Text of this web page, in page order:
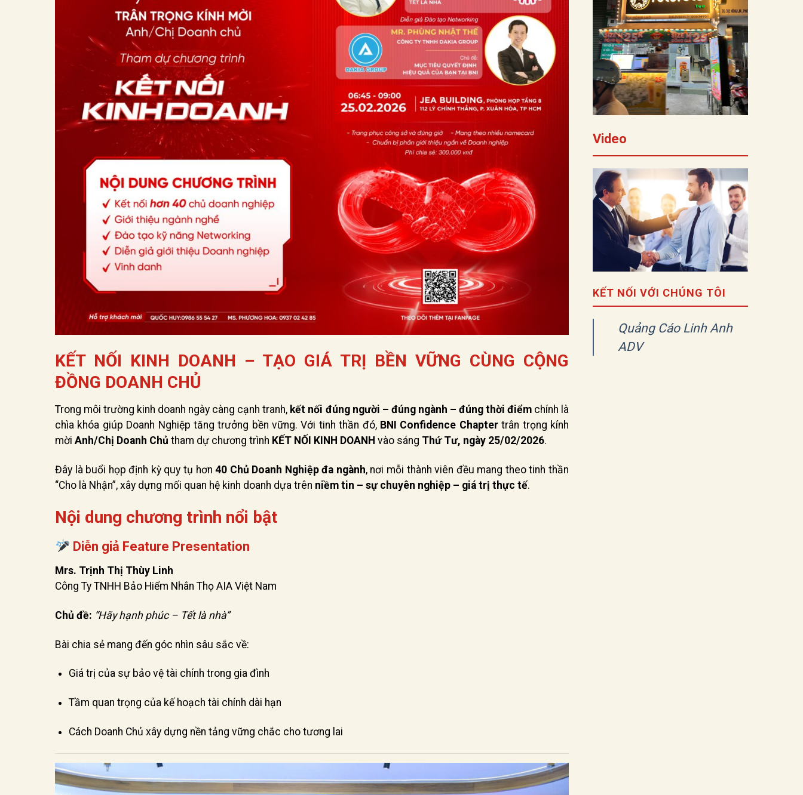
KẾT NỐI KINH DOANH – TẠO GIÁ TRỊ BỀN VỮNG CÙNG CỘNG
ĐỒNG DOANH CHỦ
Trong môi trường kinh doanh ngày càng cạnh tranh, kết nối đúng người – đúng ngành – đúng thời điểmchính là
chìa khóa giúp Doanh Nghiệp tăng trưởng bền vững. Với tinh thần đó, BNI Confidence Chaptertrân trọng kính
mời Anh/Chị Doanh Chủ tham dự chương trình KẾT NỐI KINH DOANH vào sáng Thứ Tư, ngày 25/02/2026.
Đây là buổi họp định kỳ quy tụ hơn40 Chủ Doanh Nghiệp đa ngành, nơi mỗi thành viên đều mang theo tinh thần
“Cho là Nhận”, xây dựng mối quan hệ kinh doanh dựa trên niềm tin – sự chuyên nghiệp – giá trị thực tế.
Nội dung chương trình nổi bật
Diễn giả Feature Presentation
Mrs. Trịnh Thị Thùy Linh
Công Ty TNHH Bảo Hiểm Nhân Thọ AIA Việt Nam
Chủ đề: “Hãy hạnh phúc – Tết là nhà”
Bài chia sẻ mang đến góc nhìn sâu sắc về:
Giá trị của sự bảo vệ tài chính trong gia đình
Tầm quan trọng của kế hoạch tài chính dài hạn
Cách Doanh Chủ xây dựng nền tảng vững chắc cho tương lai
Video
KẾT NỐI VỚI CHÚNG TÔI
Quảng Cáo Linh Anh
ADV